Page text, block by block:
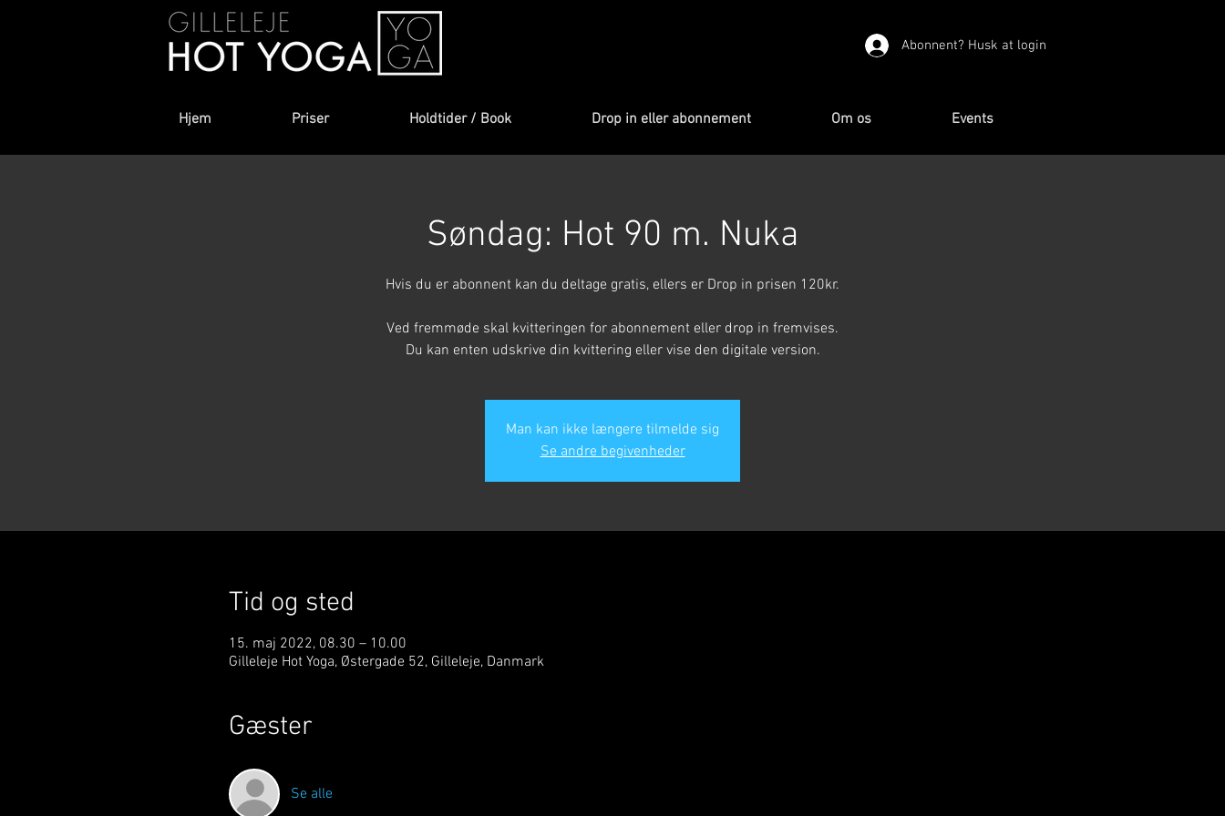
Abonnent? Husk at login
Hjem Priser Holdtider / Book Drop in eller abonnement Om os Events
Søndag: Hot 90 m. Nuka
Hvis du er abonnent kan du deltage gratis, ellers er Drop in prisen 120kr.
Ved fremmøde skal kvitteringen for abonnement eller drop in fremvises.
Du kan enten udskrive din kvittering eller vise den digitale version.
Man kan ikke længere tilmelde sig
Se andre begivenheder
Tid og sted
15. maj 2022, 08.30 – 10.00
Gilleleje Hot Yoga, Østergade 52, Gilleleje, Danmark
Gæster
Se alle